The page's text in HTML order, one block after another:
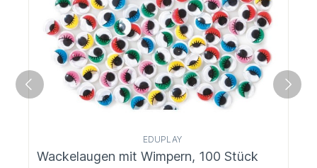
EDUPLAY
Wackelaugen mit Wimpern, 100 Stück